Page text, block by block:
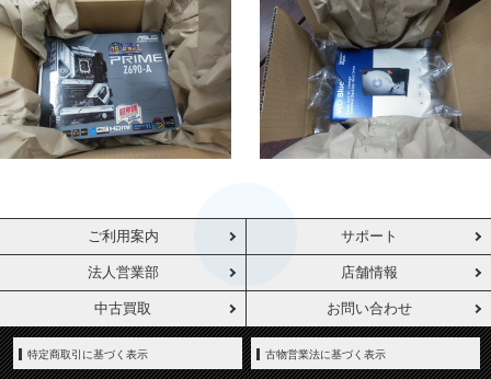
ご利用案内 サポート
法人営業部 店舗情報
中古買取 お問い合わせ
特定商取引に基づく表示 古物営業法に基づく表示